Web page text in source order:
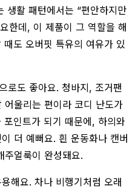
생활 패턴에서는 “편안하지만
한데, 이 제품이 그 역할을 해
도 오버핏 특유의 여유가 있
로도 좋아요. 청바지, 조거팬
울리는 편이라 코디 난도가
인트가 되기 때문에, 하의와
더 예뻐요. 흰 운동화나 캔버
얼룩이 완성돼요.
해요. 차나 비행기처럼 오래